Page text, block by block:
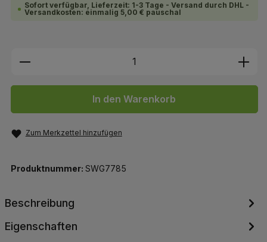
Sofort verfügbar, Lieferzeit: 1-3 Tage - Versand durch DHL -
Versandkosten: einmalig 5,00 € pauschal
Produkt Anzahl: Gib den
In den Warenkorb
Zum Merkzettel hinzufügen
Produktnummer: SWG7785
Beschreibung
Eigenschaften